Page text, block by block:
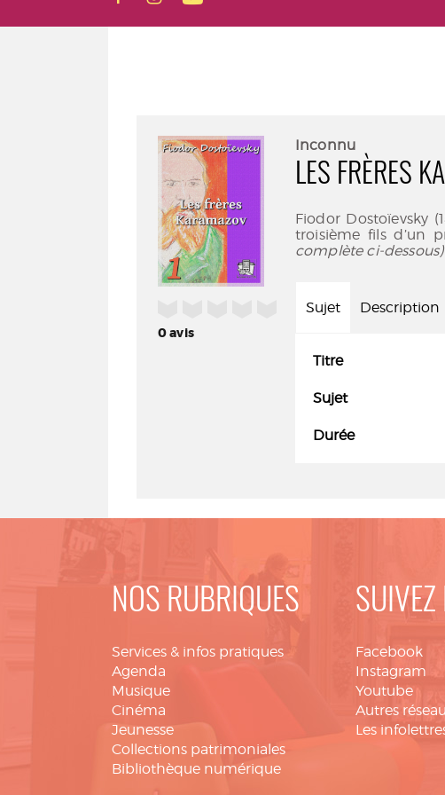
0avis
Inconnu
LES FRÈRES
Fiodor Dostoïevsky
troisième fils d’un
complète ci-dessous)
Sujet Description
Titre
Sujet
Durée
NOS RUBRIQUES
Services & infos pratiques
Agenda
Musique
Cinéma
Jeunesse
Collections patrimoniales
Bibliothèque numérique
SUIVEZ
Facebook
Instagram
Youtube
Autres
Les